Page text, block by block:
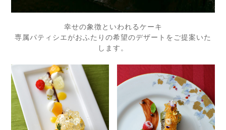
幸せの象徴といわれるケーキ
専属パティシエがおふたりの希望のデザートをご提案いた
します。